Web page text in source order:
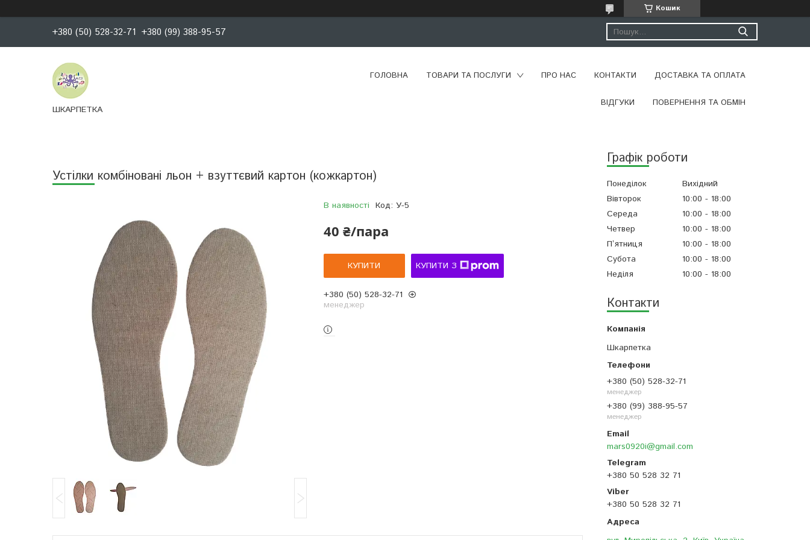
Кошик
+380 (50) 528-32-71 +380 (99) 388-95-57
ШКАРПЕТКА
ГОЛОВНА ТОВАРИ ТА ПОСЛУГИ ПРО НАС КОНТАКТИ ДОСТАВКА ТА ОПЛАТА
ВІДГУКИ ПОВЕРНЕННЯ ТА ОБМІН
Графік роботи
Понеділок
Вихідний
Вівторок
10:00
18:00
Середа
10:00
18:00
Четвер
10:00
18:00
Пʼятниця
10:00
18:00
Субота
10:00
18:00
Неділя
10:00 18:00
Контакти
Шкарпетка
+380 (50) 528-32-71
менеджер
+380 (99) 388-95-57
менеджер
mars0920i@gmail.com
+380 50 528 32 71
+380 50 528 32 71
Устілки комбіновані льон + взуттєвий картон (кожкартон)
В наявності Код: У-5
40 ₴/пара
КУПИТИ КУПИТИ З
+380 (50) 528-32-71
менеджер